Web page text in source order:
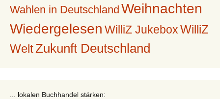
Wahlen in Deutschland Weihnachten
Wiedergelesen WilliZ Jukebox WilliZ
WeltZukunft Deutschland
... lokalen Buchhandel stärken: